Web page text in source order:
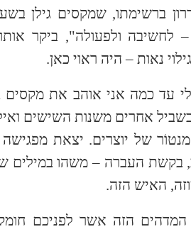
ברשימתו, שמקסים גילן
לחשיבה ולפעולה", ביקר
נאות – היה ראוי כאן.
לי עד כמה אני אוהב את מקסים
אחרים משנות השישים
של יוצרים. יצאת
בקשת העברה – משהו במילים
האיש הזה.
הזה אשר לפניכם